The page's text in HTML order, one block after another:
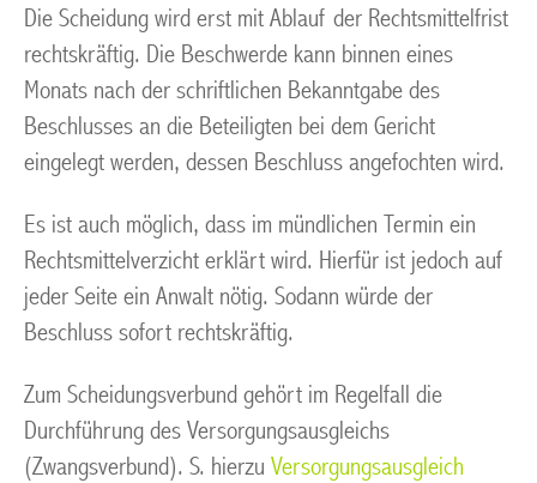
Die Scheidung wird erst mit Ablauf der Rechtsmittelfrist
rechtskräftig. Die Beschwerde kann binnen eines
Monats nach der schriftlichen Bekanntgabe des
Beschlusses an die Beteiligten bei dem Gericht
eingelegt werden, dessen Beschluss angefochten wird.
Es ist auch möglich, dass im mündlichen Termin ein
Rechtsmittelverzicht erklärt wird. Hierfür ist jedoch auf
jeder Seite ein Anwalt nötig. Sodann würde der
Beschluss sofort rechtskräftig.
Zum Scheidungsverbund gehört im Regelfall die
Durchführung des Versorgungsausgleichs
(Zwangsverbund). S. hierzu Versorgungsausgleich